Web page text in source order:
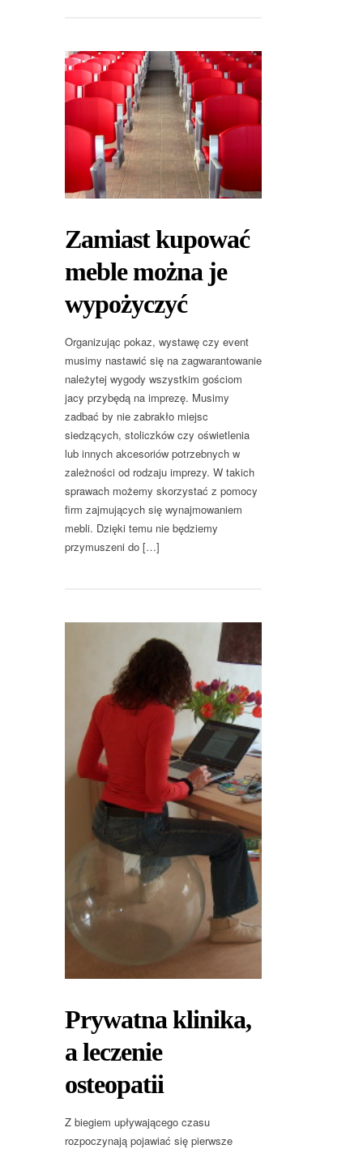
Zamiast kupować
meble można je
wypożyczyć
Organizując pokaz, wystawę czy event
musimy nastawić się na zagwarantowanie
należytej wygody wszystkim gościom
jacy przybędą na imprezę. Musimy
zadbać by nie zabrakło miejsc
siedzących, stoliczków czy oświetlenia
lub innych akcesoriów potrzebnych w
zależności od rodzaju imprezy. W takich
sprawach możemy skorzystać z pomocy
firm zajmujących się wynajmowaniem
mebli. Dzięki temu nie będziemy
przymuszeni do […]
Prywatna klinika,
a leczenie
osteopatii
Z biegiem upływającego czasu
rozpoczynają pojawiać się pierwsze